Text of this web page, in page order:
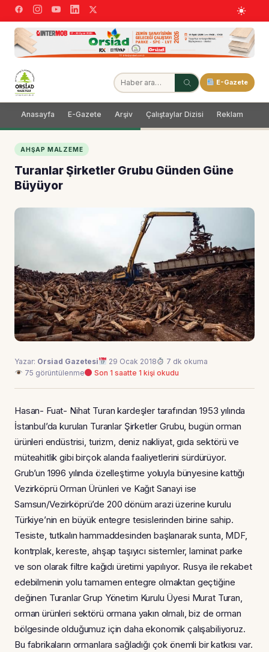
E-Gazete
Anasayfa E-Gazete Arşiv Çalıştaylar Dizisi Reklam
AHŞAP MALZEME
Turanlar Şirketler Grubu Günden Güne
Büyüyor
Yazar: Orsiad Gazetesi 29 Ocak 2018
7 dk okuma
75 görüntülenme
Son 1 saatte 1 kişi okudu
Hasan- Fuat- Nihat Turan kardeşler tarafından 1953 yılında
İstanbul’da kurulan Turanlar Şirketler Grubu, bugün orman
ürünleri endüstrisi, turizm, deniz nakliyat, gıda sektörü ve
müteahitlik gibi birçok alanda faaliyetlerini sürdürüyor.
Grub’un 1996 yılında özelleştirme yoluyla bünyesine kattığı
Vezirköprü Orman Ürünleri ve Kağıt Sanayi ise
Samsun/Vezirköprü’de 200 dönüm arazi üzerine kurulu
Türkiye’nin en büyük entegre tesislerinden birine sahip.
Tesiste, tutkalın hammaddesinden başlanarak sunta, MDF,
kontrplak, kereste, ahşap taşıyıcı sistemler, laminat parke
ve son olarak filtre kağıdı üretimi yapılıyor. Rusya ile rekabet
edebilmenin yolu tamamen entegre olmaktan geçtiğine
değinen Turanlar Grup Yönetim Kurulu Üyesi Murat Turan,
orman ürünleri sektörü ormana yakın olmalı, biz de orman
bölgesinde olduğumuz için daha ekonomik çalışabiliyoruz.
Bu fabrikaların ormanlara sağladığı çok önemli bir katkısı var.